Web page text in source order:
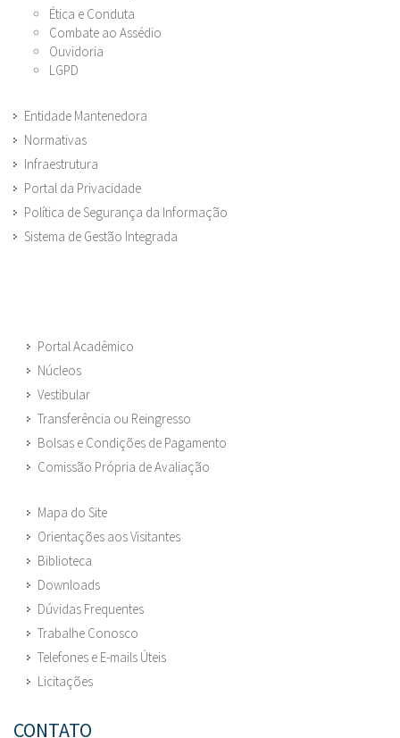
Ética e Conduta
Combate ao Assédio
Ouvidoria
LGPD
Entidade Mantenedora
Normativas
Infraestrutura
Portal da Privacidade
Política de Segurança da Informação
Sistema de Gestão Integrada
Portal Acadêmico
Núcleos
Vestibular
Transferência ou Reingresso
Bolsas e Condições de Pagamento
Comissão Própria de Avaliação
Mapa do Site
Orientações aos Visitantes
Biblioteca
Downloads
Dúvidas Frequentes
Trabalhe Conosco
Telefones e E-mails Úteis
Licitações
CONTATO